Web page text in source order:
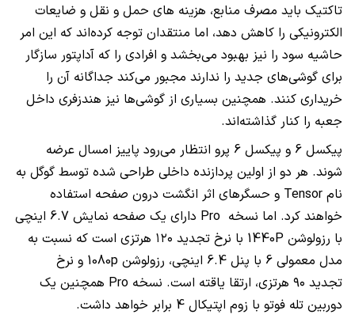
تاکتیک باید مصرف منابع، هزینه های حمل و نقل و ضایعات
الکترونیکی را کاهش دهد، اما منتقدان توجه کرده‌اند که این امر
حاشیه سود را نیز بهبود می‌بخشد و افرادی را که آداپتور سازگار
برای گوشی‌های جدید را ندارند مجبور می‌کند جداگانه آن را
خریداری کنند. همچنین بسیاری از گوشی‌ها نیز هندزفری داخل
جعبه را کنار گذاشته‌اند.
پیکسل 6 و پیکسل 6 پرو انتظار می‌رود پاییز امسال عرضه
شوند. هر دو از اولین پردازنده داخلی طراحی شده توسط گوگل به
نام Tensor و حسگرهای اثر انگشت درون صفحه استفاده
خواهند کرد. اما نسخه Pro دارای یک صفحه نمایش 6.7 اینچی
با رزولوشن 1440P با نرخ تجدید ۱۲۰ هرتزی است که نسبت به
مدل معمولی 6 با پنل 6.4 اینچی، رزولوشن 1080p و نرخ
تجدید ۹۰ هرتزی، ارتقا یاقته است. نسخه Pro همچنین یک
دوربین تله فوتو با زوم اپتیکال 4 برابر خواهد داشت.